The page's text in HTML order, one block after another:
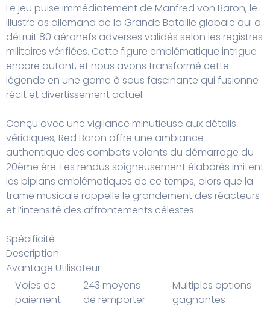
Le jeu puise immédiatement de Manfred von Baron, le
illustre as allemand de la Grande Bataille globale qui a
détruit 80 aéronefs adverses validés selon les registres
militaires vérifiées. Cette figure emblématique intrigue
encore autant, et nous avons transformé cette
légende en une game à sous fascinante qui fusionne
récit et divertissement actuel.
Conçu avec une vigilance minutieuse aux détails
véridiques, Red Baron offre une ambiance
authentique des combats volants du démarrage du
20ème ère. Les rendus soigneusement élaborés imitent
les biplans emblématiques de ce temps, alors que la
trame musicale rappelle le grondement des réacteurs
et l’intensité des affrontements célestes.
Spécificité
Description
Avantage Utilisateur
Voies de
paiement
243 moyens
de remporter
Multiples options
gagnantes